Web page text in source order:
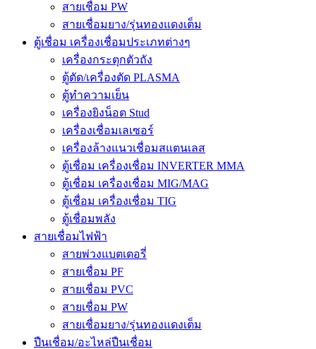
สายเชื่อม PW
สายเชื่อมยาง/รุ่นทองแดงเต็ม
ตู้เชื่อม เครื่องเชื่อมประเภทต่างๆ
เครื่องกระตุกตัวถัง
ตู้ตัด/เครื่องตัด PLASMA
ตู้ทำความเย็น
เครื่องยิงน็อต Stud
เครื่องเชื่อมเลเซอร์
เครื่องล้างแนวเชื่อมสแตนเลส
ตู้เชื่อม เครื่องเชื่อม INVERTER MMA
ตู้เชื่อม เครื่องเชื่อม MIG/MAG
ตู้เชื่อม เครื่องเชื่อม TIG
ตู้เชื่อมพลัง
สายเชื่อมไฟฟ้า
สายพ่วงแบตเตอรี่
สายเชื่อม PF
สายเชื่อม PVC
สายเชื่อม PW
สายเชื่อมยาง/รุ่นทองแดงเต็ม
ปืนเชื่อม/อะไหล่ปืนเชื่อม